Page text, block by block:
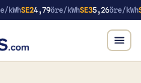
kWhSE24,79öre/kWhSE35,26öre/kWh